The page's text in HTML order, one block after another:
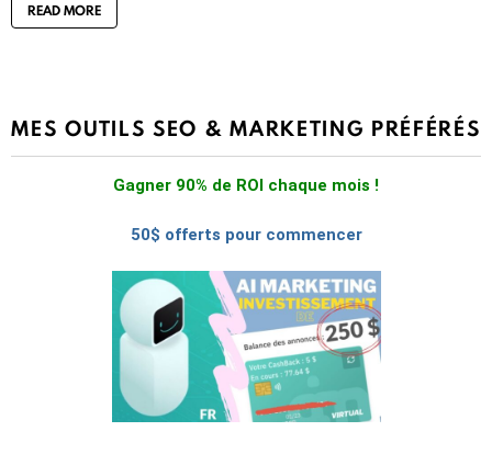
READ MORE
MES OUTILS SEO & MARKETING PRÉFÉRÉS
Gagner 90% de ROI chaque mois !
50$ offerts pour commencer